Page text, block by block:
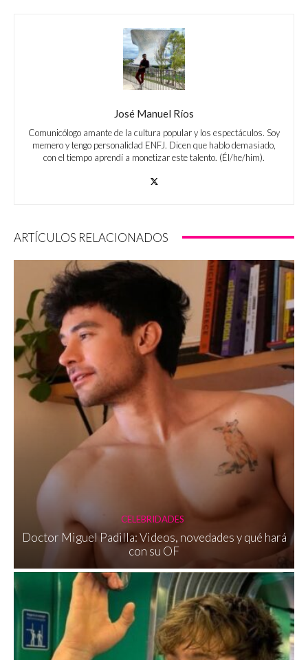
José Manuel Ríos
Comunicólogo amante de la cultura popular y los espectáculos. Soy
memero y tengo personalidad ENFJ. Dicen que hablo demasiado,
con el tiempo aprendí a monetizar este talento. (Él/he/him).
ARTÍCULOS RELACIONADOS
CELEBRIDADES
Doctor Miguel Padilla: Videos, novedades y qué hará
con su OF